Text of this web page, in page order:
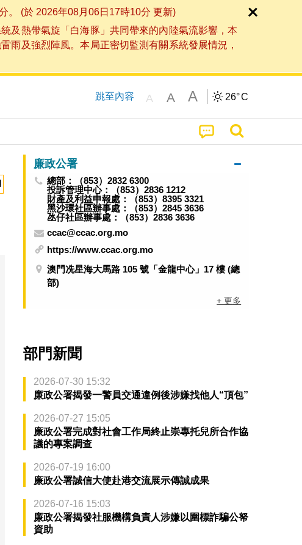
。 (於 2026年08月06日17時10分 更新)
及熱帶氣旋「白海豚」共同帶來的內陸氣流影響，本
雨及強烈陣風。本局正密切監測有關系統發展情況，
跳至內容 A A A 26°C
廉政公署
總部：（853）2832 6300
投訴管理中心：（853）2836 1212
財產及利益申報處：（853）8395 3321
黑沙環社區辦事處：（853）2845 3636
氹仔社區辦事處：（853）2836 3636
ccac@ccac.org.mo
https://www.ccac.org.mo
澳門冼星海大馬路 105 號「金龍中心」17 樓 (總
部)
+ 更多
部門新聞
2026-07-30 15:32
廉政公署揭發一警員交通違例後涉嫌找他人“頂包”
2026-07-27 15:05
廉政公署完成對社會工作局終止崇專托兒所合作協
議的專案調查
2026-07-19 16:00
廉政公署誠信大使赴港交流展示傳誠成果
2026-07-16 15:03
廉政公署揭發社服機構負責人涉嫌以圍標詐騙公帑
資助